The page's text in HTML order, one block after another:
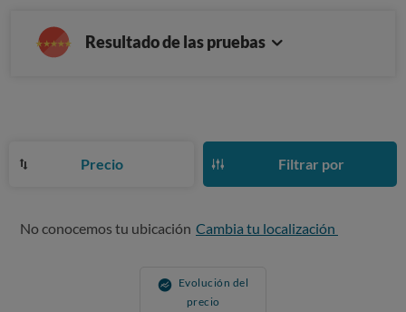
Resultado de las pruebas
Precio Filtrar por
No conocemos tu ubicación Cambia tu localización
Evolución del
precio